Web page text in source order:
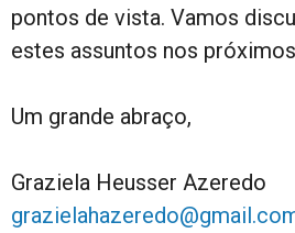
pontos de vista. Vamos
estes assuntos nos
Um grande abraço,
Graziela Heusser Azeredo